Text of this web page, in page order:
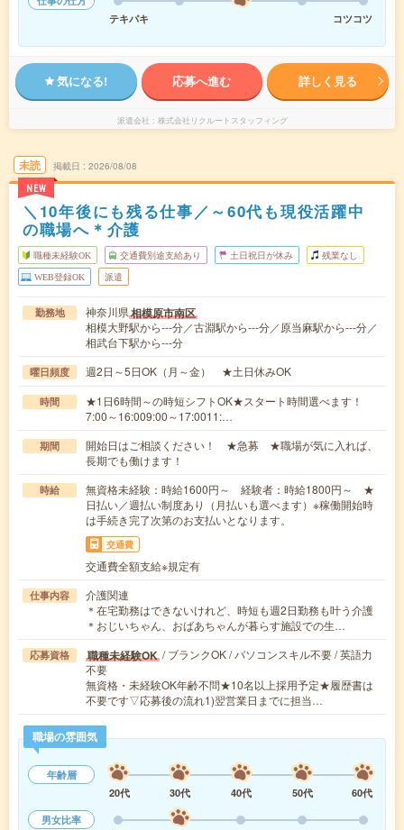
テキパキ
コツコツ
気になる! 応募へ進む 詳しく見る
派遣会社 株式会社リクルートスタッフィング
未読
NEW
掲載日 2026/08/08
＼10年後にも残る仕事／～60代も現役活躍中
の職場へ＊介護
職種未経験OK 交通費別途支給あり 土日祝日が休み 残業なし
WEB登録OK 派遣
勤務地 神奈川県相模原市南区
相模大野駅から---分／古淵駅から---分／原当麻駅から---分／
相武台下駅から---分
曜日頻度 週2日～5日OK（月～金） ★土日休みOK
時間
★1日6時間～の時短シフトOK★スタート時間選べます！
7:00～16:009:00～17:0011:…
期間
開始日はご相談ください！ ★急募 ★職場が気に入れば、
長期でも働けます！
時給
無資格未経験：時給1600円～ 経験者：時給1800円～ ★
日払い／週払い制度あり（月払いも選べます）※稼働開始時
は手続き完了次第のお支払いとなります。
交通費
交通費全額支給※規定有
仕事内容
介護関連
＊在宅勤務はできないけれど、時短も週2日勤務も叶う介護
＊おじいちゃん、おばあちゃんが暮らす施設での生…
応募資格 職種未経験OK / ブランクOK / パソコンスキル不要 / 英語力
不要
無資格・未経験OK年齢不問★10名以上採用予定★履歴書は
不要です▽応募後の流れ1)翌営業日までに担当…
職場の雰囲気
年齢層
20代
30代 40代 50代
60代
男女比率